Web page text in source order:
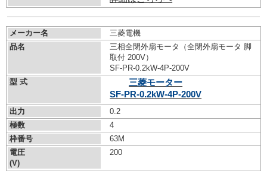
メーカー名
三菱電機
品名
三相全閉外扇モータ（全閉外扇モータ 脚
取付 200V）
SF-PR-0.2kW-4P-200V
型 式
三菱モーター
SF-PR-0.2kW-4P-200V
出力
0.2
極数
4
枠番号
63M
電圧
(V)
200